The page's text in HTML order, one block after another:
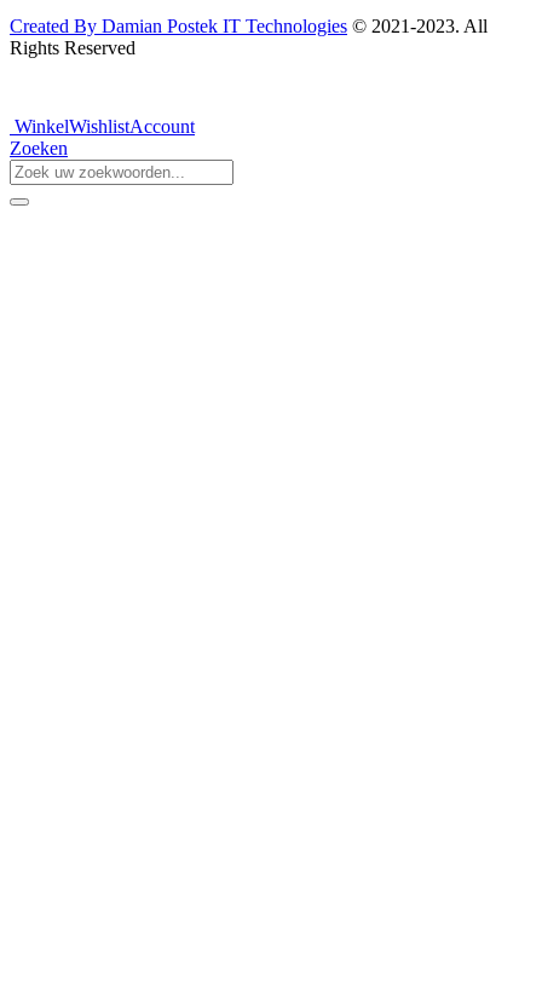
Created By Damian Postek IT Technologies © 2021-2023. All
Rights Reserved
WinkelWishlistAccount
Zoeken